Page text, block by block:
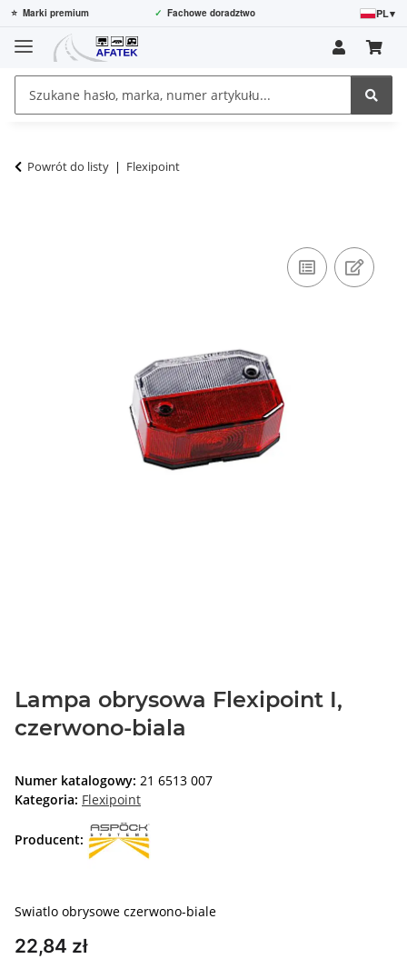
⭐ Marki premium ✓ Fachowe doradztwo PL▾
Powrót do listy Flexipoint
Lampa obrysowa Flexipoint I,
czerwono-biala
Numer katalogowy: 21 6513 007
Kategoria: Flexipoint
Producent:
Swiatlo obrysowe czerwono-biale
22,84 zł